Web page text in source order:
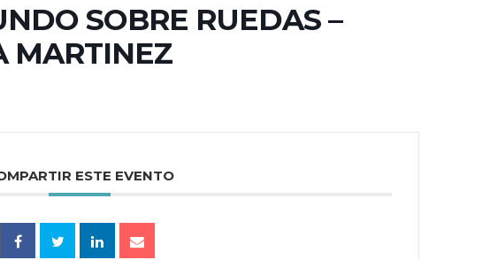
SOBRE RUEDAS –
MARTINEZ
ESTE EVENTO